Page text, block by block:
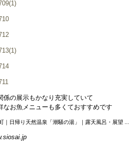
係の展示もかなり充実していて
なお魚メニューも多くておすすめです
｜日帰り天然温泉「潮騒の湯」｜露天風呂・展望 ...